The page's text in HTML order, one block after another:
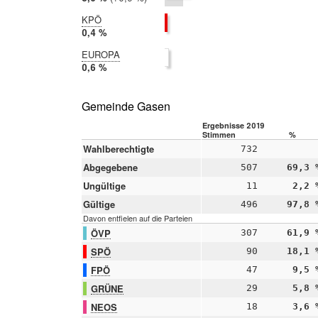
2014:
2,7 %
KPÖ
2019:
0,4 %
nicht
teilgenommen
EUROPA
2019:
0,6 %
teilgenommen
Gemeinde Gasen
Ergebnisse 2019
Stimmen
%
Wahlberechtigte 732
Abgegebene 507 69,3
Ungültige 11 2,2
Gültige 496 97,8
Davon entfielen auf die Parteien
ÖVP 307 61,9
SPÖ 90 18,1
FPÖ 47 9,5
GRÜNE 29 5,8
NEOS 18 3,6